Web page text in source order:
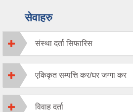
सेवाहरु
संस्था दर्ता सिफारिस
एकिकृत सम्पत्ति कर/घर जग्गा कर
विवाह दर्ता